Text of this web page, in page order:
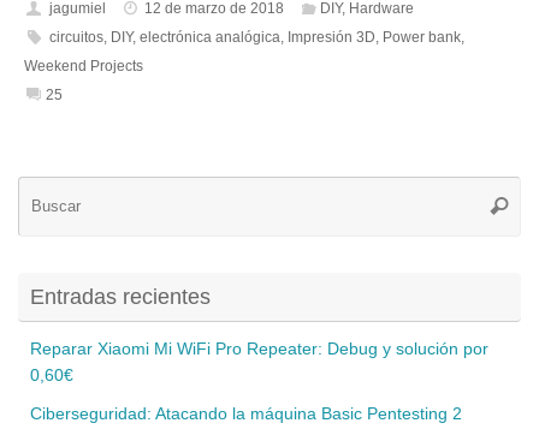
jagumiel 12 de marzo de 2018 DIY, Hardware
circuitos, DIY, electrónica analógica, Impresión 3D, Power bank,
Weekend Projects
25
Entradas recientes
Reparar Xiaomi Mi WiFi Pro Repeater: Debug y solución por
0,60€
Ciberseguridad: Atacando la máquina Basic Pentesting 2